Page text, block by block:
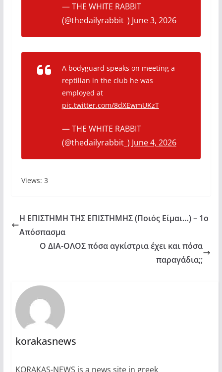
— THE WHITE RABBIT
(@thedailyrabbit_) June 3, 2026
A bodyguard speaks on meeting a
reptilian in the club he was
employed at
pic.twitter.com/8dXEwmUKzT
— THE WHITE RABBIT
(@thedailyrabbit_) June 4, 2026
Views: 3
Η ΕΠΙΣΤΗΜΗ ΤΗΣ ΕΠΙΣΤΗΜΗΣ (Ποιός Είμαι…) – 1ο
Απόσπασμα
Ο ΔΙΑ-ΟΛΟΣ πόσα αγκίστρια έχει και πόσα
παραγάδια;;
korakasnews
KORAKAS-NEWS is a news site in greek